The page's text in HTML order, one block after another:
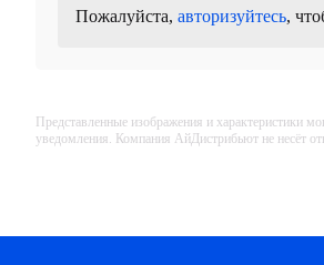
Пожалуйста, авторизуйтесь,
Представленные изображения и характеристики
уведомления. Компания АйДистрибьют не несёт